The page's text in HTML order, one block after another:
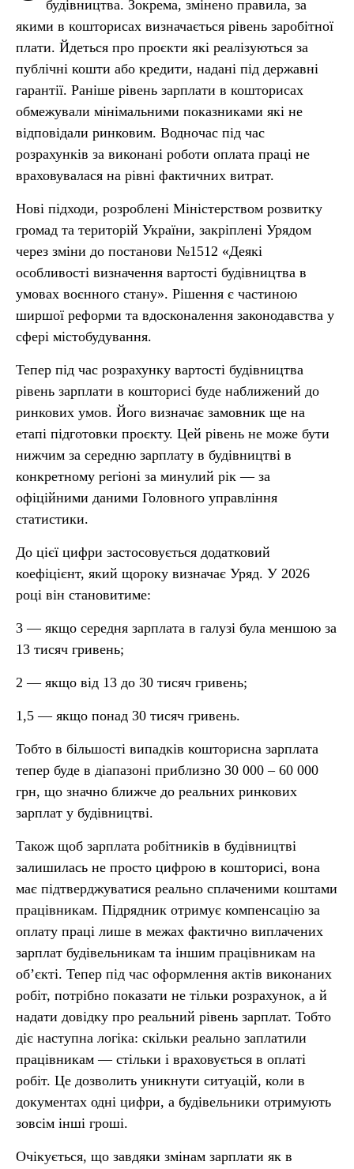
будівництва. Зокрема, змінено правила, за
якими в кошторисах визначається рівень заробітної
плати. Йдеться про проєкти які реалізуються за
публічні кошти або кредити, надані під державні
гарантії. Раніше рівень зарплати в кошторисах
обмежували мінімальними показниками які не
відповідали ринковим. Водночас під час
розрахунків за виконані роботи оплата праці не
враховувалася на рівні фактичних витрат.
Нові підходи, розроблені Міністерством розвитку
громад та територій України, закріплені Урядом
через зміни до постанови №1512 «Деякі
особливості визначення вартості будівництва в
умовах воєнного стану». Рішення є частиною
ширшої реформи та вдосконалення законодавства у
сфері містобудування.
Тепер під час розрахунку вартості будівництва
рівень зарплати в кошторисі буде наближений до
ринкових умов. Його визначає замовник ще на
етапі підготовки проєкту. Цей рівень не може бути
нижчим за середню зарплату в будівництві в
конкретному регіоні за минулий рік — за
офіційними даними Головного управління
статистики.
До цієї цифри застосовується додатковий
коефіцієнт, який щороку визначає Уряд. У 2026
році він становитиме:
3 — якщо середня зарплата в галузі була меншою за
13 тисяч гривень;
2 — якщо від 13 до 30 тисяч гривень;
1,5 — якщо понад 30 тисяч гривень.
Тобто в більшості випадків кошторисна зарплата
тепер буде в діапазоні приблизно 30 000 – 60 000
грн, що значно ближче до реальних ринкових
зарплат у будівництві.
Також щоб зарплата робітників в будівництві
залишилась не просто цифрою в кошторисі, вона
має підтверджуватися реально сплаченими коштами
працівникам. Підрядник отримує компенсацію за
оплату праці лише в межах фактично виплачених
зарплат будівельникам та іншим працівникам на
об’єкті. Тепер під час оформлення актів виконаних
робіт, потрібно показати не тільки розрахунок, а й
надати довідку про реальний рівень зарплат. Тобто
діє наступна логіка: скільки реально заплатили
працівникам — стільки і враховується в оплаті
робіт. Це дозволить уникнути ситуацій, коли в
документах одні цифри, а будівельники отримують
зовсім інші гроші.
Очікується, що завдяки змінам зарплати як в